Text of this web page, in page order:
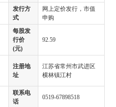
发行方
式
网上定价发行，市值
申购
每股发
行价
(元)
92.59
注册地
址
江苏省常州市武进区
横林镇江村
联系电
话
0519-67898518